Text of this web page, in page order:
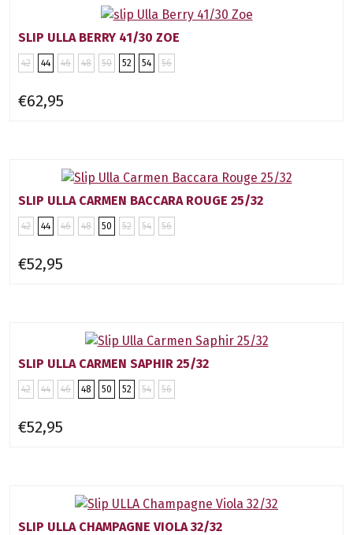
SLIP ULLA BERRY 41/30 ZOE
42 44 46 48 50 52 54 56
€62,95
SLIP ULLA CARMEN BACCARA ROUGE 25/32
42 44 46 48 50 52 54 56
€52,95
SLIP ULLA CARMEN SAPHIR 25/32
42 44 46 48 50 52 54 56
€52,95
SLIP ULLA CHAMPAGNE VIOLA 32/32